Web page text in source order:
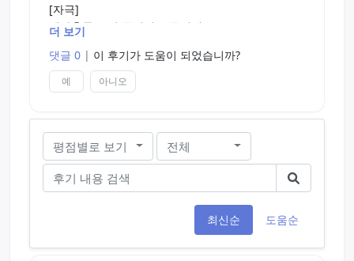
[자극]
펠라홀들 보면 공간이 두곳인데
개인적으로 불편 했습니다.
해당 홀은 두 공간의 자극은 다르지만 감도가 비슷해
생각보다 나쁘지 않은데? 싶은 느낌
두 공간의 확실한 차별점을 두고 싶은 분에게는 (소
프트 였다 갑자기 하드 되는 느낌) '비추' 느낌은 다르
진실의 입 같은 경우에는 목 부분만 진공이 잡히는
더 보기
댓글 0 | 이 후기가 도움이 되었습니까?
예 아니오
평점별로 보기 전체
최신순 도움순